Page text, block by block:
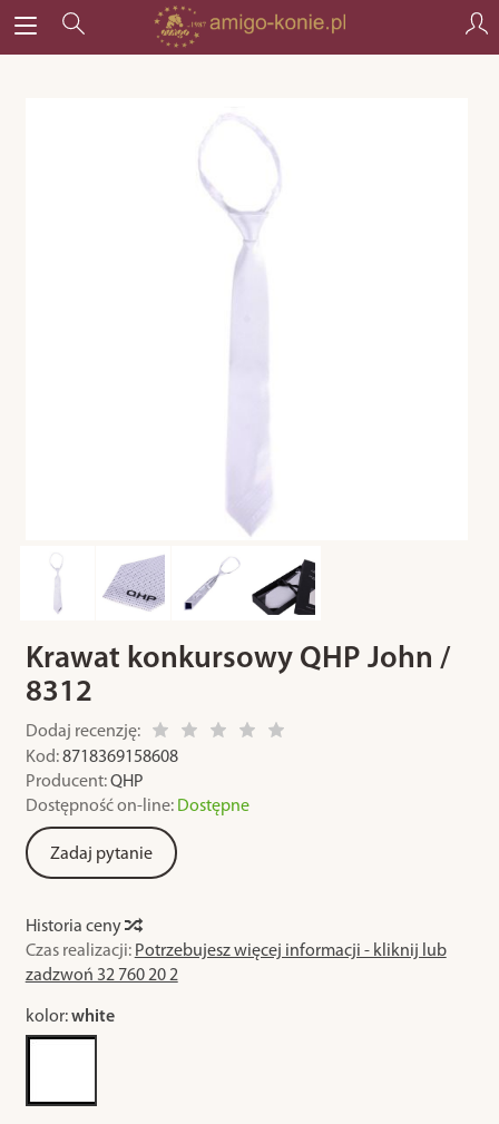
Krawat konkursowy QHP John /
8312
Dodaj recenzję:
Kod: 8718369158608
Producent: QHP
Dostępność on-line: Dostępne
Zadaj pytanie
Historia ceny
Czas realizacji: Potrzebujesz więcej informacji - kliknij lub
zadzwoń 32 760 20 2
kolor:white